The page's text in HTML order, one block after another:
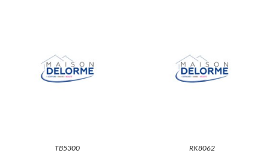
TB5300 RK8062